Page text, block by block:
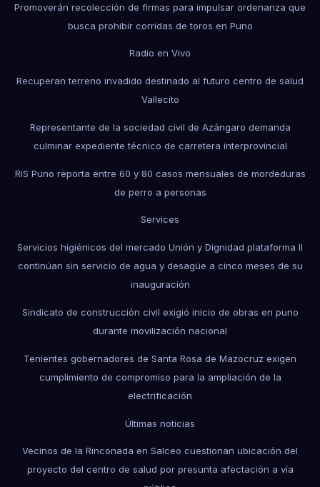
Promoverán recolección de firmas para impulsar ordenanza que
busca prohibir corridas de toros en Puno
Radio en Vivo
Recuperan terreno invadido destinado al futuro centro de salud
Vallecito
Representante de la sociedad civil de Azángaro demanda
culminar expediente técnico de carretera interprovincial
RIS Puno reporta entre 60 y 80 casos mensuales de mordeduras
de perro a personas
Services
Servicios higiénicos del mercado Unión y Dignidad plataforma II
continúan sin servicio de agua y desagüe a cinco meses de su
inauguración
Sindicato de construcción civil exigió inicio de obras en puno
durante movilización nacional
Tenientes gobernadores de Santa Rosa de Mazocruz exigen
cumplimiento de compromiso para la ampliación de la
electrificación
Últimas noticias
Vecinos de la Rinconada en Salceo cuestionan ubicación del
proyecto del centro de salud por presunta afectación a vía